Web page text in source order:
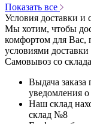
Показать все
Условия доставки и
Мы хотим, чтобы
комфортом для Вас,
условиями
Самовывоз со склада
Выдача
уведомления о
Наш склад
склад №8